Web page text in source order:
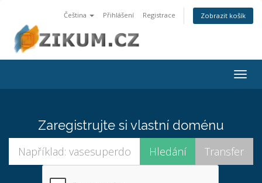
Čeština Přihlášení Registrace Zobrazit košík
Zaregistrujte si vlastní doménu